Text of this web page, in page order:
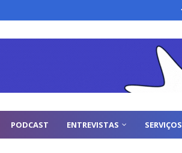
PODCAST ENTREVISTAS SERVIÇOS